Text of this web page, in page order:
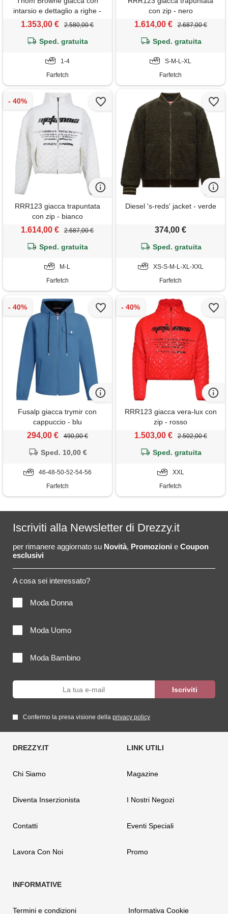
intarsio e dettaglio a righe -
blu
1.353,00 € 2.580,00 €
Sped. gratuita
1-4
Farfetch
con zip - nero
1.614,00 € 2.687,00 €
Sped. gratuita
S-M-L-XL
Farfetch
RRR123 giacca trapuntata
con zip - bianco
1.614,00 € 2.687,00 €
Sped. gratuita
M-L
Farfetch
Diesel 's-reds' jacket - verde
374,00 €
Sped. gratuita
XS-S-M-L-XL-XXL
Farfetch
Fusalp giacca trymir con
cappuccio - blu
294,00 € 490,00 €
Sped. 10,00 €
46-48-50-52-54-56
Farfetch
RRR123 giacca vera-lux con
zip - rosso
1.503,00 € 2.502,00 €
Sped. gratuita
XXL
Farfetch
Iscriviti alla Newsletter di Drezzy.it
per rimanere aggiornato su Novità, Promozioni e Coupon
esclusivi
A cosa sei interessato?
Moda Donna
Moda Uomo
Moda Bambino
Confermo la presa visione della privacy policy
Chi Siamo
Diventa Inserzionista
Contatti
Lavora Con Noi
Magazine
I Nostri Negozi
Eventi Speciali
Promo
Termini e condizioni Informativa Cookie